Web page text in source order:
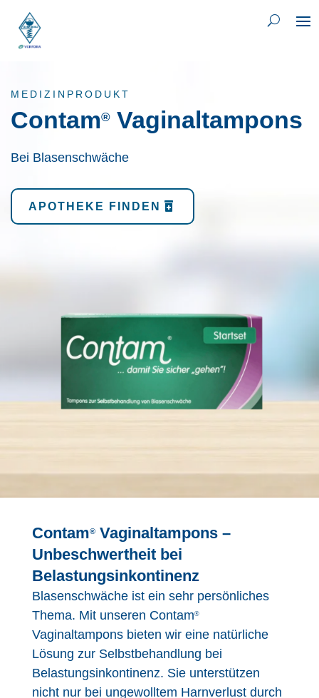
MEDIZINPRODUKT
Contam® Vaginaltampons
Bei Blasenschwäche
APOTHEKE FINDEN
Contam®Vaginaltampons –
Unbeschwertheit bei
Belastungsinkontinenz
Blasenschwäche ist ein sehr persönliches
Thema. Mit unseren Contam®
Vaginaltampons bieten wir eine natürliche
Lösung zur Selbstbehandlung bei
Belastungsinkontinenz. Sie unterstützen
nicht nur bei ungewolltem Harnverlust durch